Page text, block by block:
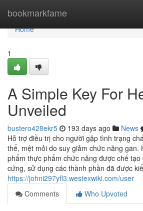
bookmarkfame
Home
Home
1
A Simple Key For
Unveiled
bustero428ekr5 193 days ago News
Hỗ trợ điều trị cho người gặp tình trạng
thể, mệt mỏi do suy giảm chức năng gan.
phẩm thực phẩm chức năng được chế
cứng, sử dụng các thành phần đã được
https://johni297yfl3.westexwiki.com/user
Comments
Who Upvoted